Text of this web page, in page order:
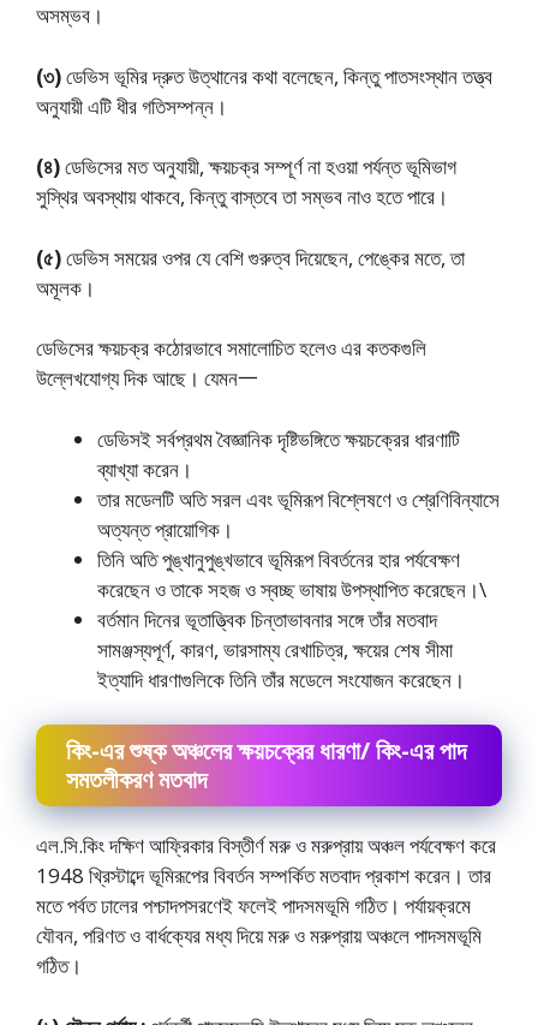
অসম্ভব।
(৩)ডেভিস ভূমির দ্রুত উত্থানের কথা বলেছেন, কিন্তু পাতসংস্থান তত্ত্ব
অনুযায়ী এটি ধীর গতিসম্পন্ন।
(৪)ডেভিসের মত অনুযায়ী, ক্ষয়চক্র সম্পূর্ণ না হওয়া পর্যন্ত ভূমিভাগ
সুস্থির অবস্থায় থাকবে, কিন্তু বাস্তবে তা সম্ভব নাও হতে পারে।
(৫)ডেভিস সময়ের ওপর যে বেশি গুরুত্ব দিয়েছেন, পেঙ্কের মতে, তা
অমূলক।
ডেভিসের ক্ষয়চক্র কঠোরভাবে সমালোচিত হলেও এর কতকগুলি
উল্লেখযােগ্য দিক আছে। যেমন一
ডেভিসই সর্বপ্রথম বৈজ্ঞানিক দৃষ্টিভঙ্গিতে ক্ষয়চক্রের ধারণাটি
ব্যাখ্যা করেন।
তার মডেলটি অতি সরল এবং ভূমিরূপ বিশ্লেষণে ও শ্রেণিবিন্যাসে
অত্যন্ত প্রায়ােগিক।
তিনি অতি পুঙ্খানুপুঙ্খভাবে ভূমিরূপ বিবর্তনের হার পর্যবেক্ষণ
করেছেন ও তাকে সহজ ও স্বচ্ছ ভাষায় উপস্থাপিত করেছেন।\
বর্তমান দিনের ভূতাত্ত্বিক চিন্তাভাবনার সঙ্গে তাঁর মতবাদ
সামঞ্জস্যপূর্ণ, কারণ, ভারসাম্য রেখাচিত্র, ক্ষয়ের শেষ সীমা
ইত্যাদি ধারণাগুলিকে তিনি তাঁর মডেলে সংযােজন করেছেন।
কিং-এর শুষ্ক অঞ্চলের ক্ষয়চক্রের ধারণা/ কিং-এর পাদ
সমতলীকরণ মতবাদ
এল.সি.কিং দক্ষিণ আফ্রিকার বিস্তীর্ণ মরু ও মরুপ্রায় অঞ্চল পর্যবেক্ষণ করে
1948 খ্রিস্টাব্দে ভূমিরূপের বিবর্তন সম্পর্কিত মতবাদ প্রকাশ করেন। তার
মতে পর্বত ঢালের পশ্চাদপসরণেই ফলেই পাদসমভূমি গঠিত। পর্যায়ক্রমে
যৌবন, পরিণত ও বার্ধক্যের মধ্য দিয়ে মরু ও মরুপ্রায় অঞ্চলে পাদসমভূমি
গঠিত।